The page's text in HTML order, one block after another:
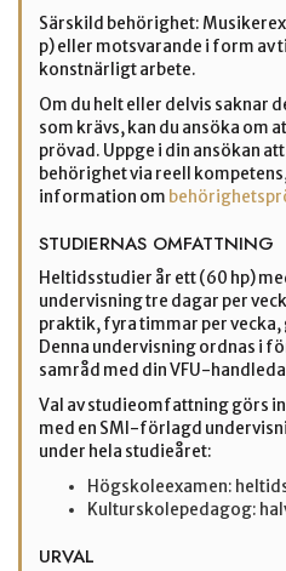
Särskild behörighet:
p) eller motsvarande i form
konstnärligt arbete.
Om du helt eller delvis saknar
som krävs, kan du ansöka om
prövad. Uppge i din ansökan
behörighet via reell
information om
STUDIERNAS OMFATTNING
Heltidsstudier år ett (60 hp)
undervisning tre dagar per
praktik, fyra timmar per
Denna undervisning ordnas i
samråd med din VFU-
Val av studieomfattning görs
med en SMI-förlagd
under hela studieåret:
Högskoleexamen:
Kulturskolepedagog:
URVAL